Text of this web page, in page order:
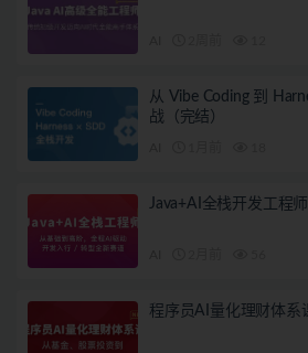
从 Vibe Coding 到
战（完结）
Java+AI全栈开发工程师
程序员AI量化理财体系